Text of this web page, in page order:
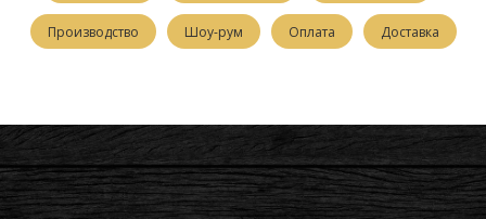
Производство Шоу-рум Оплата Доставка